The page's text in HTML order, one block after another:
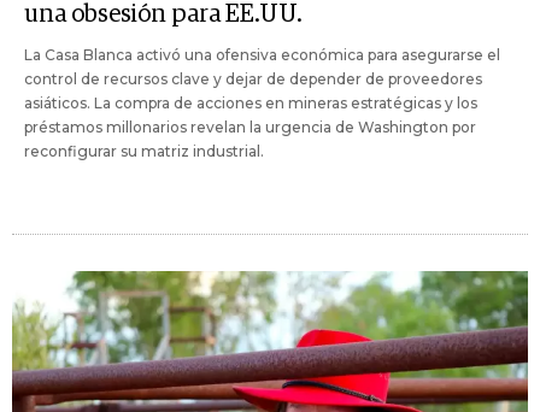
una obsesión para EE.UU.
La Casa Blanca activó una ofensiva económica para asegurarse el
control de recursos clave y dejar de depender de proveedores
asiáticos. La compra de acciones en mineras estratégicas y los
préstamos millonarios revelan la urgencia de Washington por
reconfigurar su matriz industrial.